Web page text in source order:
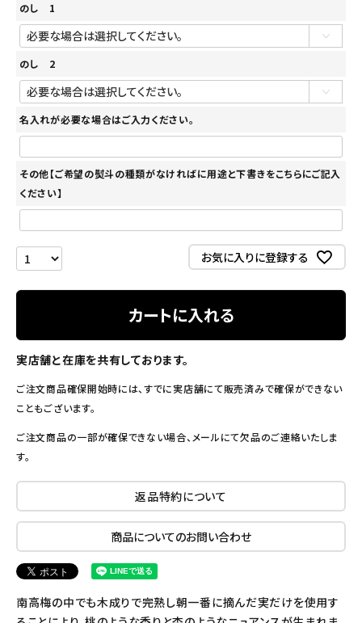
のし 1
のし 2
名入れが必要な場合はご入力ください。
その他【ご希望の熨斗の種類がなければに用途と下書きをこちらにご記入
ください】
お気に入りに登録する
カートに入れる
実店舗と在庫を共有しております。
ご注文商品確保開始時には、すでに実店舗にて販売済みで確保ができない
こともございます。
ご注文商品の一部が確保できない場合、メールにて欠品のご連絡いたしま
す。
返品特約について
商品についてのお問い合わせ
南高梅の中でも木成りで完熟し朝一番に摘んだ実だけを使用す